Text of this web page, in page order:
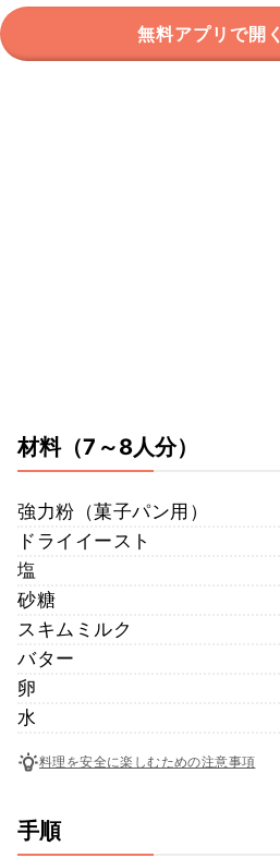
無料アプリで開く
材料（7～8人分）
強力粉（菓子パン用）
ドライイースト
塩
砂糖
スキムミルク
バター
卵
水
料理を安全に楽しむための注意事項
手順